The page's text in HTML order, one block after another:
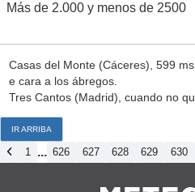
Más de 2.000 y menos de 2500
Casas del Monte (Cáceres), 599
e cara a los ábregos.
Tres Cantos (Madrid), cuando no
IR ARRIBA
1 ... 626 627 628 629 630